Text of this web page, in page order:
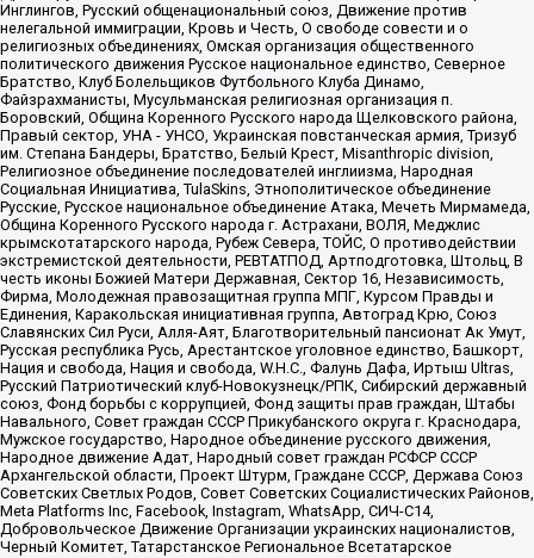
Инглингов, Русский общенациональный союз, Движение против
нелегальной иммиграции, Кровь и Честь, О свободе совести и о
религиозных объединениях, Омская организация общественного
политического движения Русское национальное единство, Северное
Братство, Клуб Болельщиков Футбольного Клуба Динамо,
Файзрахманисты, Мусульманская религиозная организация п.
Боровский, Община Коренного Русского народа Щелковского района,
Правый сектор, УНА - УНСО, Украинская повстанческая армия, Тризуб
им. Степана Бандеры, Братство, Белый Крест, Misanthropic division,
Религиозное объединение последователей инглиизма, Народная
Социальная Инициатива, TulaSkins, Этнополитическое объединение
Русские, Русское национальное объединение Атака, Мечеть Мирмамеда,
Община Коренного Русского народа г. Астрахани, ВОЛЯ, Меджлис
крымскотатарского народа, Рубеж Севера, ТОЙС, О противодействии
экстремистской деятельности, РЕВТАТПОД, Артподготовка, Штольц, В
честь иконы Божией Матери Державная, Сектор 16, Независимость,
Фирма, Молодежная правозащитная группа МПГ, Курсом Правды и
Единения, Каракольская инициативная группа, Автоград Крю, Союз
Славянских Сил Руси, Алля-Аят, Благотворительный пансионат Ак Умут,
Русская республика Русь, Арестантское уголовное единство, Башкорт,
Нация и свобода, Нация и свобода, W.H.С., Фалунь Дафа, Иртыш Ultras,
Русский Патриотический клуб-Новокузнецк/РПК, Сибирский державный
союз, Фонд борьбы с коррупцией, Фонд защиты прав граждан, Штабы
Навального, Совет граждан СССР Прикубанского округа г. Краснодара,
Мужское государство, Народное объединение русского движения,
Народное движение Адат, Народный совет граждан РСФСР СССР
Архангельской области, Проект Штурм, Граждане СССР, Держава Союз
Советских Светлых Родов, Совет Советских Социалистических Районов,
Meta Platforms Inc, Facebook, Instagram, WhatsApp, СИЧ-С14,
Добровольческое Движение Организации украинских националистов,
Черный Комитет, Татарстанское Региональное Всетатарское